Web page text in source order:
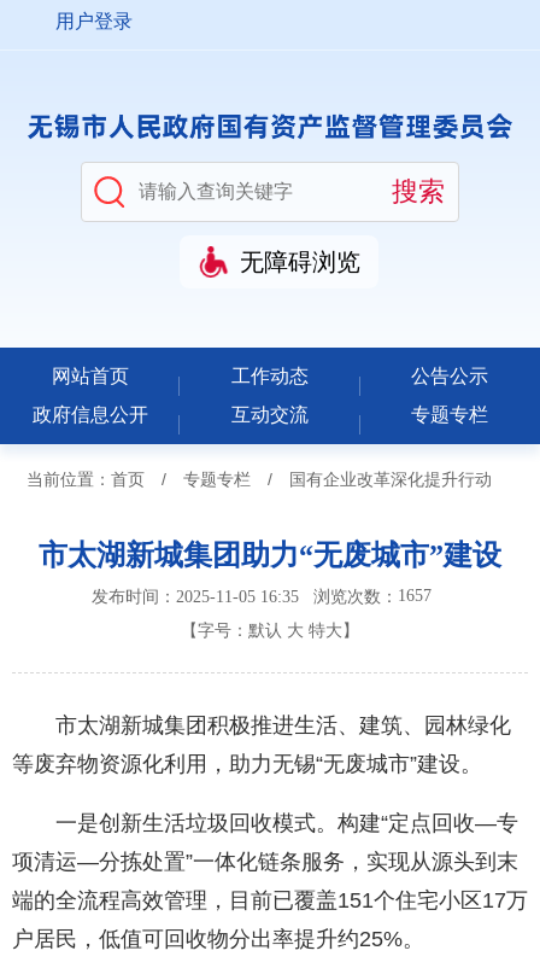
用户登录
无障碍浏览
网站首页 工作动态
公告公示
政府信息公开
互动交流 专题专栏
当前位置： 首页 / 专题专栏 / 国有企业改革深化提升行动
市太湖新城集团助力“无废城市”建设
发布时间：2025-11-05 16:35浏览次数： 1657
【字号： 默认 大 特大 】
市太湖新城集团积极推进生活、建筑、园林绿化
等废弃物资源化利用，助力无锡“无废城市”建设。
一是创新生活垃圾回收模式。构建“定点回收—专
项清运—分拣处置”一体化链条服务，实现从源头到末
端的全流程高效管理，目前已覆盖151个住宅小区17万
户居民，低值可回收物分出率提升约25%。